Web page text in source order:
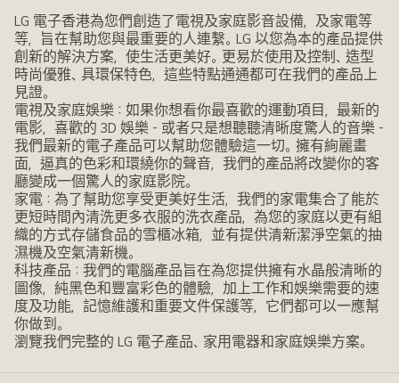
LG 電子香港為您們創造了電視及家庭影音設備，及家電等
等，旨在幫助您與最重要的人連繫。LG 以您為本的產品提供
創新的解決方案，使生活更美好。更易於使用及控制、造型
時尚優雅、具環保特色，這些特點通通都可在我們的產品上
見證。
電視及家庭娛樂：如果你想看你最喜歡的運動項目，最新的
電影，喜歡的 3D 娛樂 - 或者只是想聽聽清晰度驚人的音樂 -
我們最新的電子產品可以幫助您體驗這一切。擁有絢麗畫
面，逼真的色彩和環繞你的聲音，我們的產品將改變你的客
廳變成一個驚人的家庭影院。
家電：為了幫助您享受更美好生活，我們的家電集合了能於
更短時間內清洗更多衣服的洗衣產品，為您的家庭以更有組
織的方式存儲食品的雪櫃冰箱，並有提供清新潔淨空氣的抽
濕機及空氣清新機。
科技產品：我們的電腦產品旨在為您提供擁有水晶般清晰的
圖像，純黑色和豐富彩色的體驗，加上工作和娛樂需要的速
度及功能，記憶維護和重要文件保護等，它們都可以一應幫
你做到。
瀏覽我們完整的 LG 電子產品、家用電器和家庭娛樂方案。